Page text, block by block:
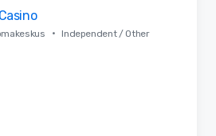
• Independent / Other